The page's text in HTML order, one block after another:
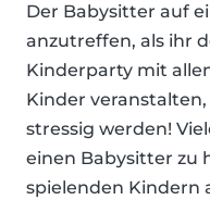
Der Babysitter auf
anzutreffen, als ihr
Kinderparty mit
Kinder
stressig werden!
einen Babysitter zu
spielenden Kindern